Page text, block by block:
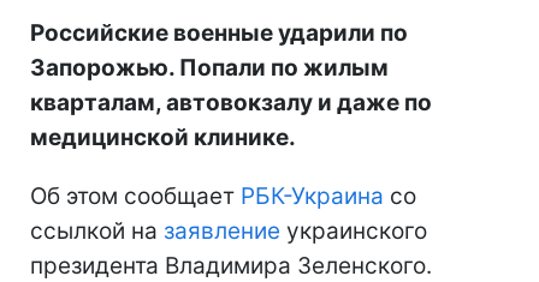
Российские военные ударили по
Запорожью. Попали по жилым
кварталам, автовокзалу и даже по
медицинской клинике.
Об этом сообщает РБК-Украина со
ссылкой на заявление украинского
президента Владимира Зеленского.